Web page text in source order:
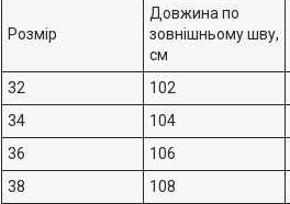
Розмір
Довжина по
зовнішньому шву,
см
32 102
34
104
36
106
38
108